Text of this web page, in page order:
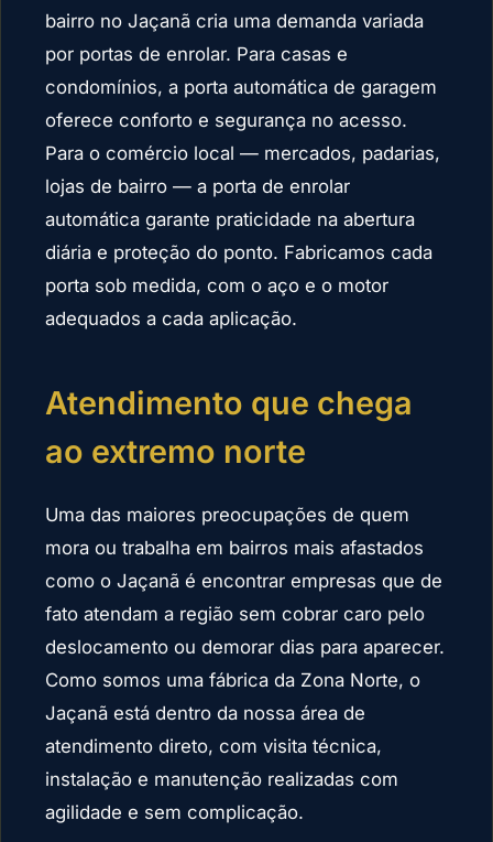
bairro no Jaçanã cria uma demanda variada
por portas de enrolar. Para casas e
condomínios, a porta automática de garagem
oferece conforto e segurança no acesso.
Para o comércio local — mercados, padarias,
lojas de bairro — a porta de enrolar
automática garante praticidade na abertura
diária e proteção do ponto. Fabricamos cada
porta sob medida, com o aço e o motor
adequados a cada aplicação.
Atendimento que chega
ao extremo norte
Uma das maiores preocupações de quem
mora ou trabalha em bairros mais afastados
como o Jaçanã é encontrar empresas que de
fato atendam a região sem cobrar caro pelo
deslocamento ou demorar dias para aparecer.
Como somos uma fábrica da Zona Norte, o
Jaçanã está dentro da nossa área de
atendimento direto, com visita técnica,
instalação e manutenção realizadas com
agilidade e sem complicação.